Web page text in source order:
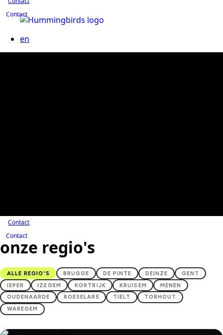
Contact
en
Contact
Contact
onze regio's
ALLE REGIO'S BRUGGE DE PINTE DEINZE
GENT
IEPER
IZEGEM KORTRIJK KRUISEM
MENEN
OUDENAARDE
ROESELARE TIELT
TORHOUT
WAREGEM